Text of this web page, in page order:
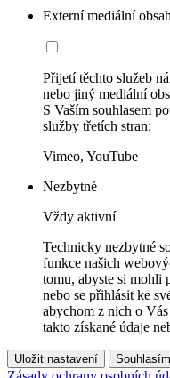
Externí mediální obsah
Přijetí těchto služeb
nebo jiný mediální
S Vaším souhlasem
služby třetích stran:
Vimeo, YouTube
Nezbytné
Vždy aktivní
Technicky nezbytné
funkce našich
tomu, abyste si mohli
nebo se přihlásit ke
abychom z nich o
takto získané údaje
Uložit nastavení Souhlasím